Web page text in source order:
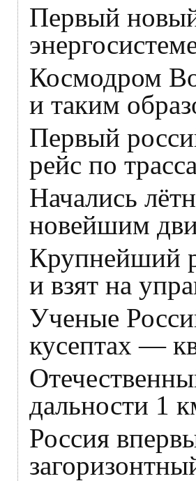
Первый
Космодром
и таким
Первый
рейс по
Начались
новейшим
Крупнейший
и взят на
Ученые
кусептах —
дальности 1
Россия